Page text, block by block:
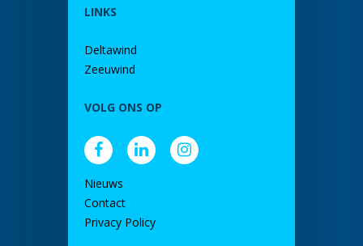
LINKS
Deltawind
Zeeuwind
VOLG ONS OP
Nieuws
Contact
Privacy Policy